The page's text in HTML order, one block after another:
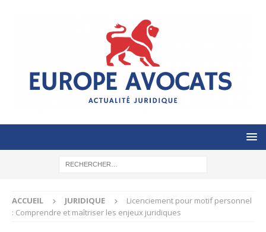
ACCUEIL JURIDIQUE
Licenciement pour motif personnel
: Comprendre et maîtriser les enjeux juridiques